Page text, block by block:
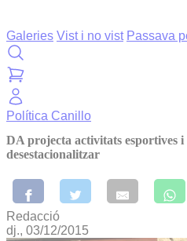
Galeries Vist i no vist Passava
Política Canillo
DA projecta activitats esportives
desestacionalitzar
Redacció
dj., 03/12/2015